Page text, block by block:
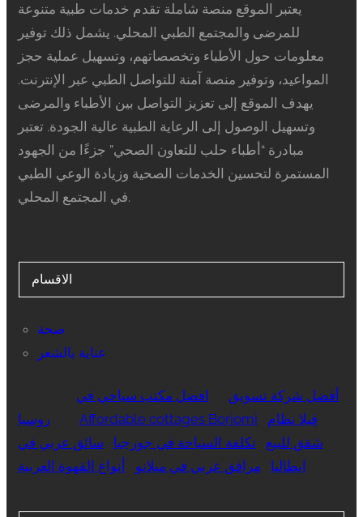
يعتبر الموقع منصة شاملة تقدم خدمات طبية متنوعة
للمرضى والمجتمع الطبي المحلي. يشمل ذلك توفير
معلومات حول الأطباء وتخصصاتهم، وتسهيل عملية حجز
المواعيد، وتوفير منصة آمنة للتواصل الطبي عبر الإنترنت.
يهدف الموقع إلى تعزيز التواصل بين الأطباء والمرضى
وتسهيل الوصول إلى الرعاية الطبية عالية الجودة. تعتبر
مبادرة “أطباء حلب للتعاون الصحي” جزءًا من الجهود
المستمرة لتحسين الخدمات الصحية وزيادة الوعي الطبي
في المجتمع المحلي.
الاقسام
صحة
عناية بالشعر
أفضل شركة تسويق
افضل مكتب سياحي في
روسيا
Affordable cottages Borjomi
فيلا نظام
شقق للبيع
تكلفة السياحة في جورجيا
سائق عربي في
ايطاليا
مرافق عربي في ميلانو أنواع القهوة العربية